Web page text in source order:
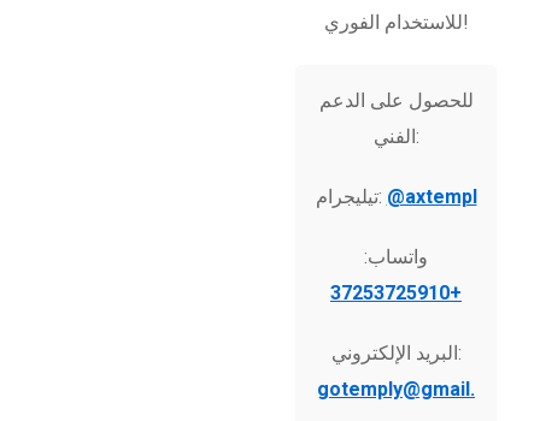
للاستخدام الفوري!
للحصول على الدعم
الفني:
تيليجرام: @axtempl
واتساب:
+37253725910
البريد الإلكتروني:
gotemply@gmail.